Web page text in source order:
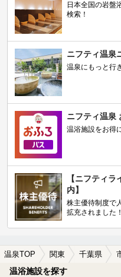
日本全国の岩盤
検索！
ニフティ温泉
温泉にもっと行
ニフティ温泉
温浴施設をお得
【ニフティ
内】
株主優待制度で
拡充されました！
温泉TOP 関東 千葉県
温浴施設を探す